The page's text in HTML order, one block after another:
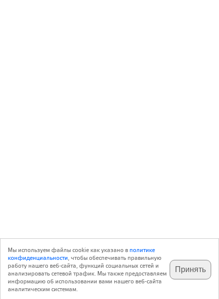
подпишитесь на наш
телеграм @archi_ru
✕
Мы используем файлы cookie как указано вполитике
конфиденциальности, чтобы обеспечивать правильную
работу нашего веб-сайта, функций социальных сетей и
анализировать сетевой трафик. Мы также предоставляем
информацию об использовании вами нашего веб-сайта
аналитическим системам.
Принять